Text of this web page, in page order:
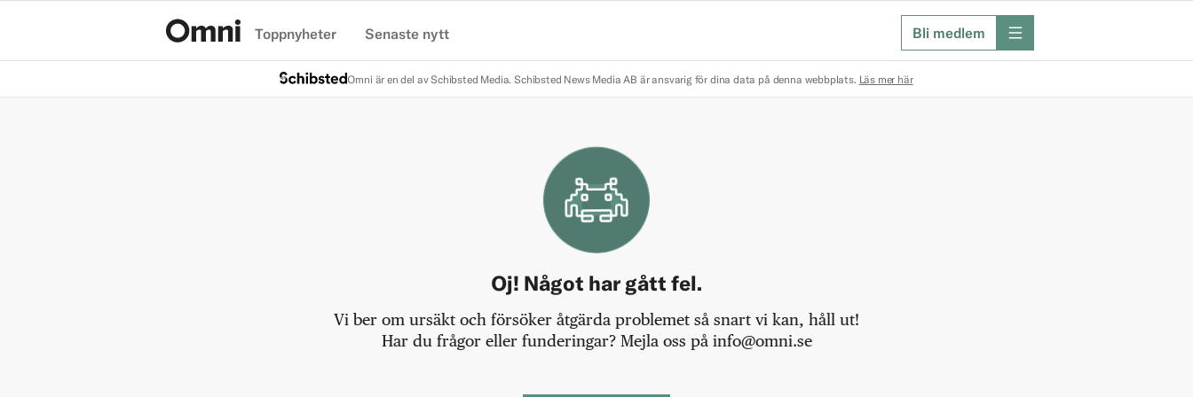
Toppnyheter Senaste nytt Bli medlem meny
Omni är en del av Schibsted Media. Schibsted News Media AB är ansvarig för dina data på denna webbplats. Läs mer här
Oj! Något har gått fel.
Vi ber om ursäkt och försöker åtgärda problemet så snart vi kan, håll ut!
Har du frågor eller funderingar? Mejla oss på info@omni.se